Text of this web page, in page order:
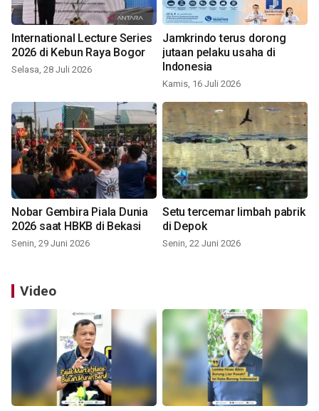
International Lecture Series
2026 di Kebun Raya Bogor
Selasa, 28 Juli 2026
Jamkrindo terus dorong
jutaan pelaku usaha di
Indonesia
Kamis, 16 Juli 2026
Nobar Gembira Piala Dunia
2026 saat HBKB di Bekasi
Senin, 29 Juni 2026
Setu tercemar limbah pabrik
di Depok
Senin, 22 Juni 2026
Video